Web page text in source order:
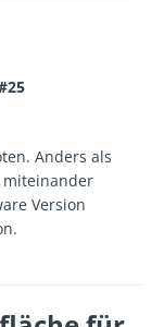
Anders als
miteinander
Version